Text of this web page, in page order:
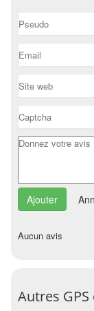
Aucun avis
Autres